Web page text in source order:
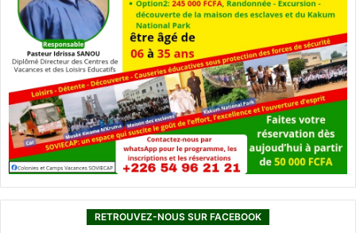
RETROUVEZ-NOUS SUR FACEBOOK